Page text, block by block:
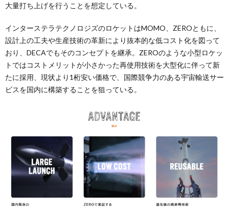
大量打ち上げを行うことを想定している。
インターステラテクノロジズのロケットはMOMO、ZEROともに、
設計上の工夫や生産技術の革新により抜本的な低コスト化を図って
おり、DECAでもそのコンセプトを継承。ZEROのような小型ロケッ
トではコストメリットが小さかった再使用技術を大型化に伴って新
たに採用、現状より1桁安い価格で、国際競争力のある宇宙輸送サー
ビスを国内に構築することを狙っている。